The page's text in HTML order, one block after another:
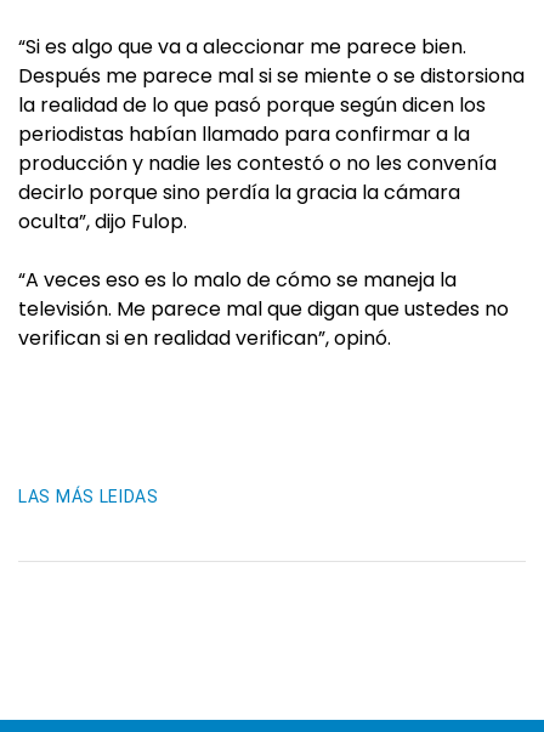
“Si es algo que va a aleccionar me parece bien.
Después me parece mal si se miente o se distorsiona
la realidad de lo que pasó porque según dicen los
periodistas habían llamado para confirmar a la
producción y nadie les contestó o no les convenía
decirlo porque sino perdía la gracia la cámara
oculta”, dijo Fulop.
“A veces eso es lo malo de cómo se maneja la
televisión. Me parece mal que digan que ustedes no
verifican si en realidad verifican”, opinó.
LAS MÁS LEIDAS